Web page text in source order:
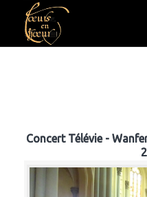
Concert Télévie -